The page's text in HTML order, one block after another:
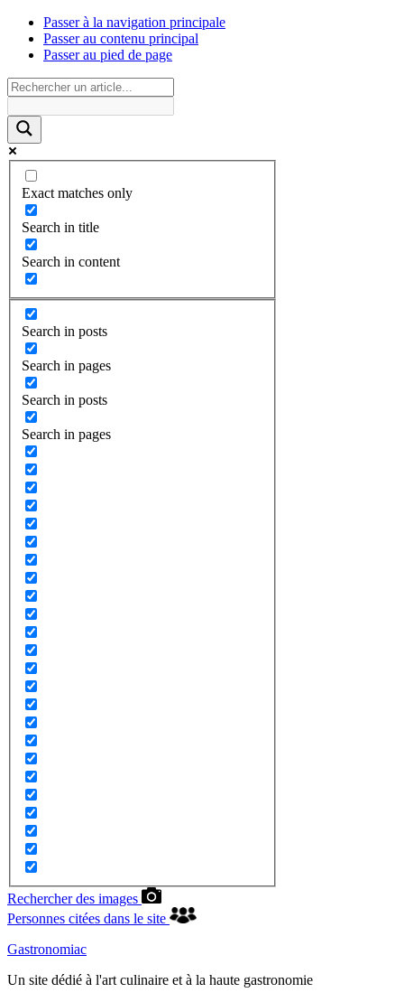
Passer à la navigation principale
Passer au contenu principal
Passer au pied de page
Exact matches only
Search in title
Search in content
Search in posts
Search in pages
Search in posts
Search in pages
Rechercher des images
Personnes citées dans le site
Gastronomiac
Un site dédié à l'art culinaire et à la haute gastronomie